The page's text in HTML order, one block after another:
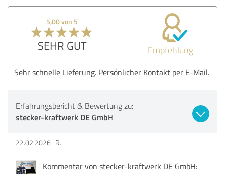
5,00 von 5
SEHR GUT Empfehlung
Sehr schnelle Lieferung. Persönlicher Kontakt per E-Mail.
Erfahrungsbericht & Bewertung zu:
stecker-kraftwerk DE GmbH
22.02.2026 R.
Kommentar von stecker-kraftwerk DE GmbH: